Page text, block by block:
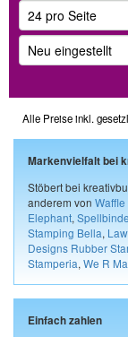
Alle Preise inkl.
Markenvielfalt bei
Stöbert bei
anderem von
Elephant,
Stamping Bella,
Designs Rubber
Stamperia, We R
Einfach zahlen